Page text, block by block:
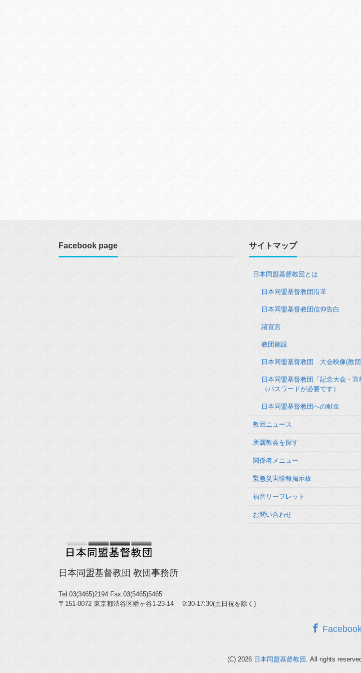
Facebook page サイトマップ
日本同盟基督教団とは
日本同盟基督教団沿革
日本同盟基督教団信仰告白
諸宣言
教団施設
日本同盟基督教団 大会映像(教
日本同盟基督教団「記念大会・宣
（パスワードが必要です）
日本同盟基督教団への献金
教団ニュース
所属教会を探す
関係者メニュー
緊急災害情報掲示板
福音リーフレット
お問い合わせ
日本同盟基督教団 教団事務所
Tel.03(3465)2194 Fax.03(5465)5465
〒151-0072 東京都渋谷区幡ヶ谷1-23-14 9:30-17:30(土日祝を除く)
(C) 2026 日本同盟基督教団 . All rights